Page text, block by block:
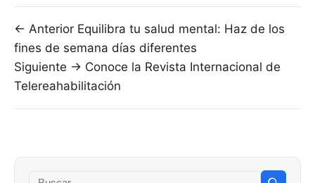
Navegación de entradas
← Anterior Equilibra tu salud mental: Haz de los
fines de semana días diferentes
Siguiente → Conoce la Revista Internacional de
Telereahabilitación